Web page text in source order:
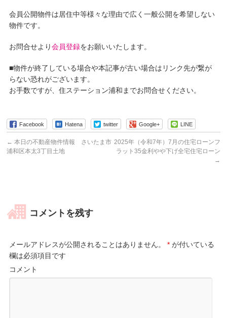
会員公開物件は居住中等様々な理由で広く一般公開を希望しない
物件です。
お問合せより会員登録をお願いいたします。
■物件が終了している場合や本記事が古い場合はリンク先が繋が
らない恐れがございます。
お手数ですが、住ステーション浦和までお問合せください。
Facebook Hatena twitter Google+ LINE
← 本日の不動産物件情報 さいたま市
浦和区本太3丁目土地
2025年（令和7年）7月の住宅ローンフ
ラット35金利やや下げ全宅住宅ローン
→
コメントを残す
メールアドレスが公開されることはありません。 * が付いている
欄は必須項目です
コメント